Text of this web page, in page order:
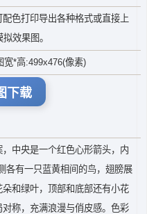
色打印导出各种格式或直接上
效果图。
宽*高:499x476(像素)
下载
中央是一个红色心形箭头，内
各有一只蓝黄相间的鸟，翅膀展
和绿叶，顶部和底部还有小花
称，充满浪漫与俏皮感。色彩